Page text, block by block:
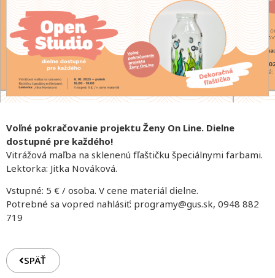
Voľné pokračovanie projektu Ženy On Line. Dielne
dostupné pre každého!
Vitrážová maľba na sklenenú fľaštičku špeciálnymi farbami.
Lektorka: Jitka Nováková.
Vstupné: 5 € / osoba. V cene materiál dielne.
Potrebné sa vopred nahlásiť: programy@gus.sk, 0948 882
719
SPÄŤ